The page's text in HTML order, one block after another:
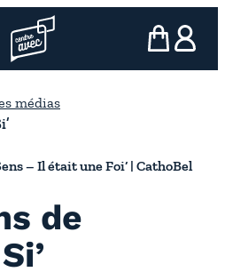
Page d’accueil l’association
mon panier
ma
médias
– Il était une Foi’ | CathoBel
de